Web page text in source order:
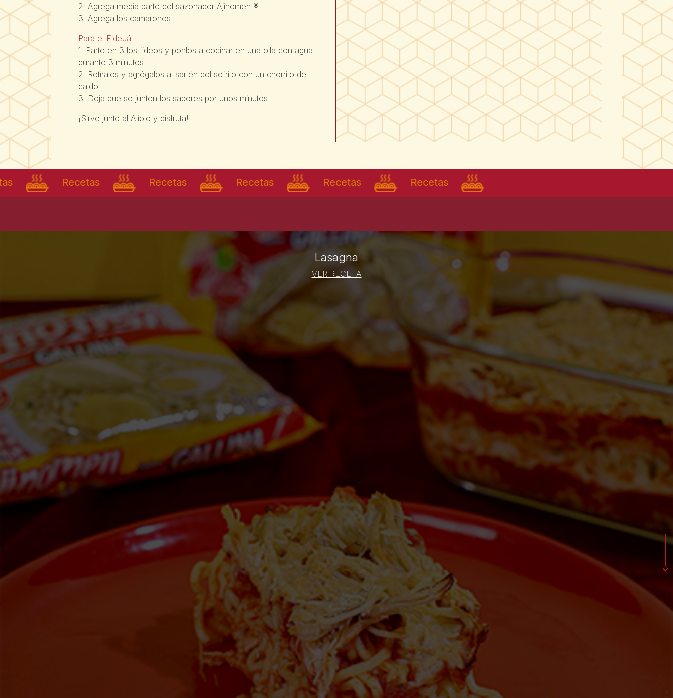
2. Agrega media parte del sazonador Ajinomen ®
3. Agrega los camarones
Para el Fideuá
1. Parte en 3 los fideos y ponlos a cocinar en una olla con agua
durante 3 minutos
2. Retíralos y agrégalos al sartén del sofrito con un chorrito del
caldo
3. Deja que se junten los sabores por unos minutos
¡Sirve junto al Aliolo y disfruta!
Recetas Recetas Recetas Recetas Recetas Recetas
Lasagna
VER RECETA